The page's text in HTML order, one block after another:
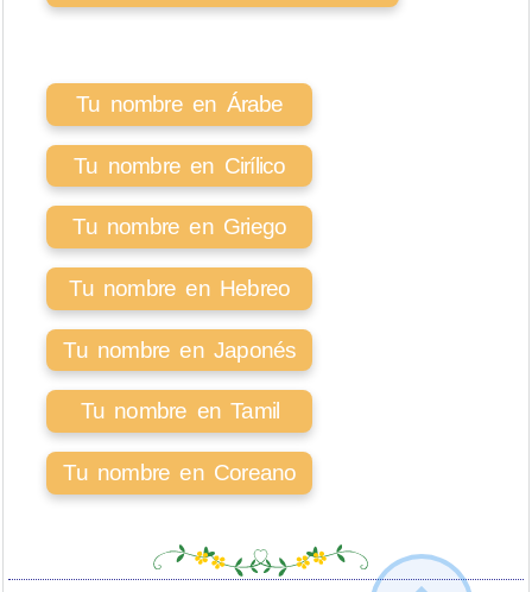
Tu nombre en Árabe
Tu nombre en Cirílico
Tu nombre en Griego
Tu nombre en Hebreo
Tu nombre en Japonés
Tu nombre en Tamil
Tu nombre en Coreano